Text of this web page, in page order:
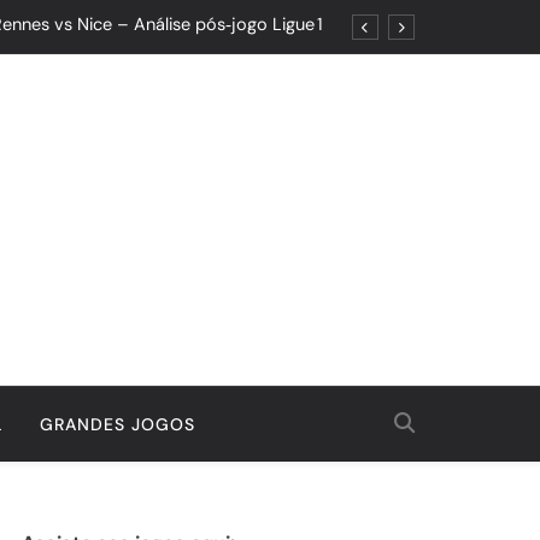
vs Nice – Análise pós‑jogo Ligue 1
o Resultado Esconde o Progresso
Que Nasceu da Garra e do Controle
Um Jogo de Controle e Maturidade
o Resultado Esconde o Progresso
GRANDES JOGOS